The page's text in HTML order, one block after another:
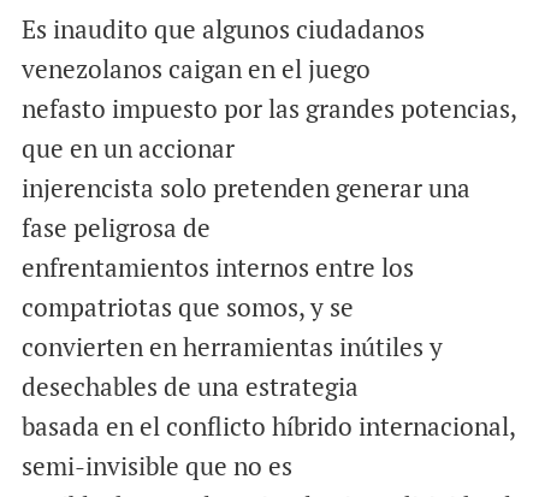
Es inaudito que algunos ciudadanos
venezolanos caigan en el juego
nefasto impuesto por las grandes potencias,
que en un accionar
injerencista solo pretenden generar una
fase peligrosa de
enfrentamientos internos entre los
compatriotas que somos, y se
convierten en herramientas inútiles y
desechables de una estrategia
basada en el conflicto híbrido internacional,
semi-invisible que no es